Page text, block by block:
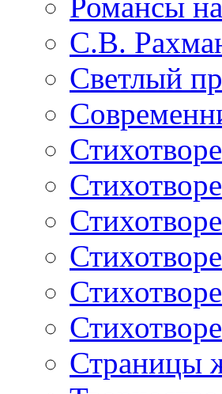
Романсы
С.В.
Светлый
Страницы